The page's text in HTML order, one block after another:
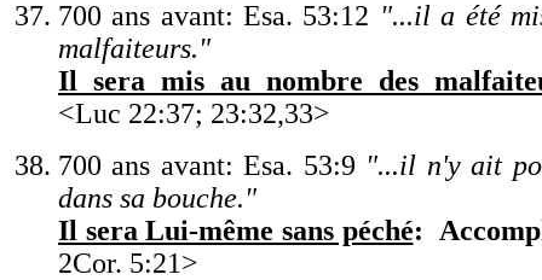
700 ans avant: Esa. 53:12 "...il a été
malfaiteurs."
Il sera mis au nombre des
<Luc 22:37; 23:32,33>
700 ans avant: Esa. 53:9 "...il n'y ait
dans sa bouche."
Il sera Lui-même sans péché:
2Cor. 5:21>